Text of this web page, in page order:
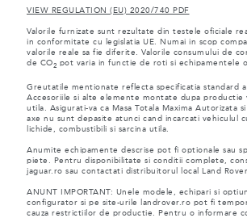
VIEW REGULATION (EU) 2020/740 PDF
Valorile furnizate sunt rezultate din testele oficiale
in conformitate cu legislatia UE. Numai in scop
valorile reale sa fie diferite. Valorile consumului de
de CO2 pot varia in functie de roti si echipamentele
Greutatile mentionate reflecta specificatia standard a
Accesoriile si alte elemente montate dupa productie
utila. Asigurati-va ca Masa Totala Maxima Autorizata
axe nu sunt depasite atunci cand incarcati vehiculul
lichide, combustibili si sarcina utila.
Anumite echipamente descrise pot fi optionale sau
piete. Pentru disponibilitate si conditii complete,
jaguar.ro sau contactati distribuitorul local Land Rover.
ANUNT IMPORTANT: Unele modele, echipari si
configurator si pe site-urile landrover.ro pot fi
cauza restrictiilor de productie. Pentru o informare